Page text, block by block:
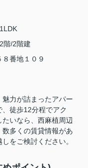
1LDK
2階/2階建
８番地１０９
力が詰まったアパー
、徒歩12分程でアク
いなら、西麻植周辺
多くの賃貸情報があ
をご検討ください。